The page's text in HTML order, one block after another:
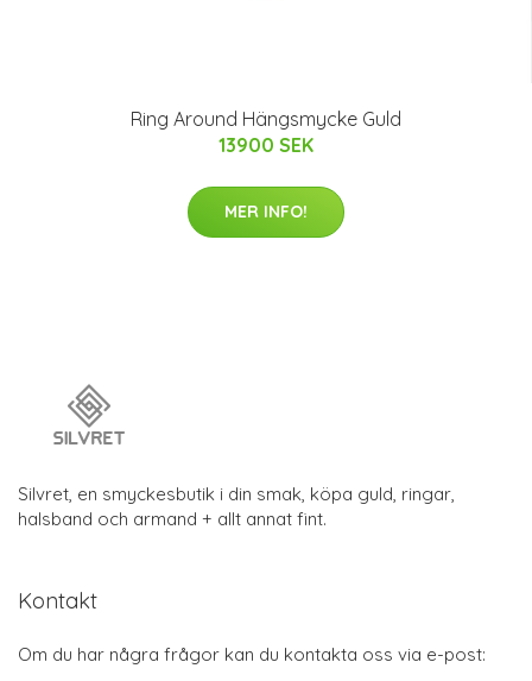
Ring Around Hängsmycke Guld
13900 SEK
MER INFO!
Silvret, en smyckesbutik i din smak, köpa guld, ringar,
halsband och armand + allt annat fint.
Kontakt
Om du har några frågor kan du kontakta oss via e-post: